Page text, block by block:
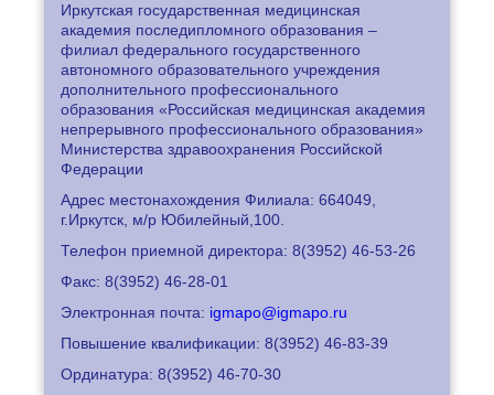
Иркутская государственная медицинская
академия последипломного образования –
филиал федерального государственного
автономного образовательного учреждения
дополнительного профессионального
образования «Российская медицинская академия
непрерывного профессионального образования»
Министерства здравоохранения Российской
Федерации
Адрес местонахождения Филиала: 664049,
г.Иркутск, м/р Юбилейный,100.
Телефон приемной директора: 8(3952) 46-53-26
Факс: 8(3952) 46-28-01
Электронная почта: igmapo@igmapo.ru
Повышение квалификации: 8(3952) 46-83-39
Ординатура: 8(3952) 46-70-30